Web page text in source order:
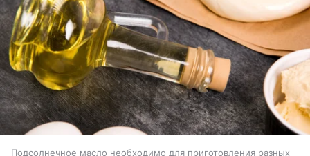
Подсолнечное масло необходимо для приготовления разных